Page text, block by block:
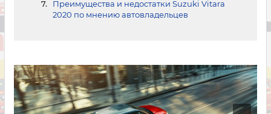
Преимущества и недостатки Suzuki Vitara
2020 по мнению автовладельцев